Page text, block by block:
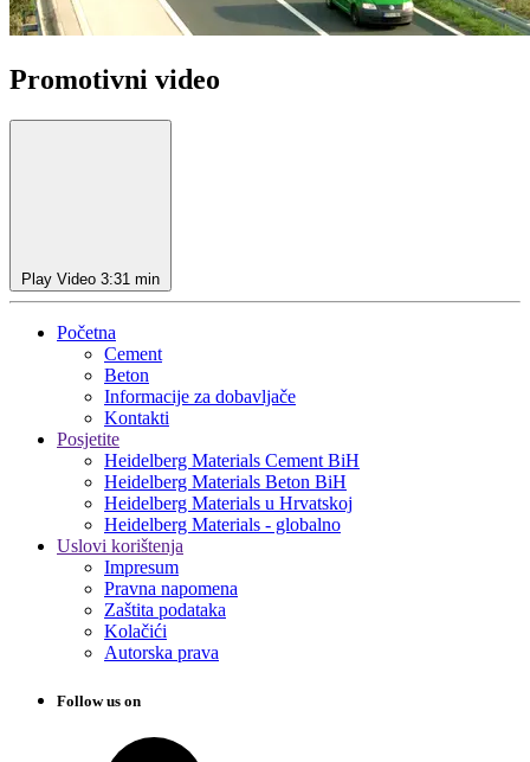
Promotivni video
Play Video 3:31 min
Početna
Cement
Beton
Informacije za dobavljače
Kontakti
Posjetite
Heidelberg Materials Cement BiH
Heidelberg Materials Beton BiH
Heidelberg Materials u Hrvatskoj
Heidelberg Materials - globalno
Uslovi korištenja
Impresum
Pravna napomena
Zaštita podataka
Kolačići
Autorska prava
Follow us on